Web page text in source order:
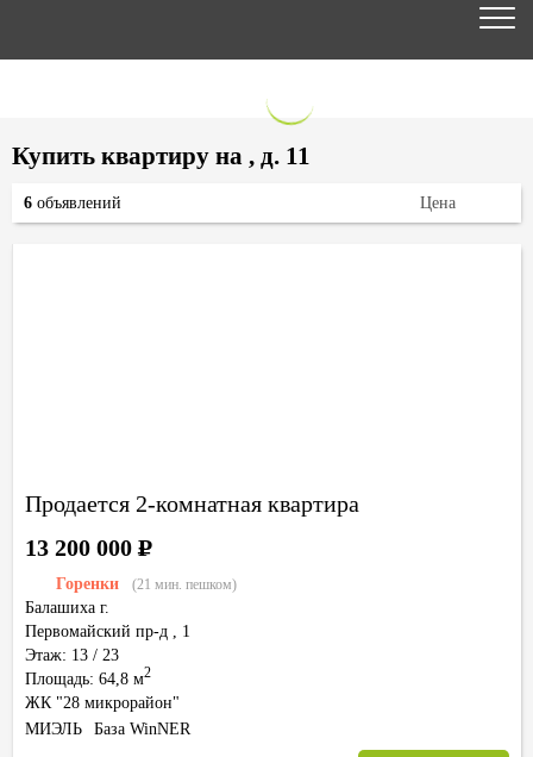
Купить квартиру на , д. 11
Продается 2-комнатная квартира
Горенки (21 мин. пешком)
Балашиха г.
Первомайский пр-д , 1
Этаж: 13 / 23
Площадь: 64,8 м2
ЖК "28 микрорайон"
13 200 000Р
МИЭЛЬ База WinNER
6 объявлений Цена